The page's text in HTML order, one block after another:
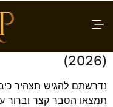
תגית:
תצהיר כיבוי אש
(2026)
נדרשתם להגיש תצהיר
תמצאו הסבר קצר וברור